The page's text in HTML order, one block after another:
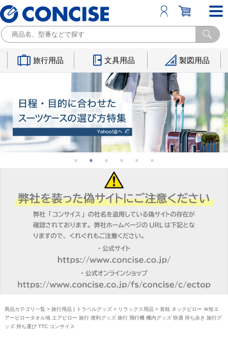
旅行用品 文具用品 製図用品
商品カテゴリ一覧 > 旅行用品 | トラベルグッズ> リラックス用品> 首枕 ネックピロー Ｗ栓エ
アーピロータオル地 エアピロー 旅行 便利グッズ 旅行 飛行機 機内グッズ 快適 持ち歩き 旅行グ
ッズ 持ち運び TTC コンサイス